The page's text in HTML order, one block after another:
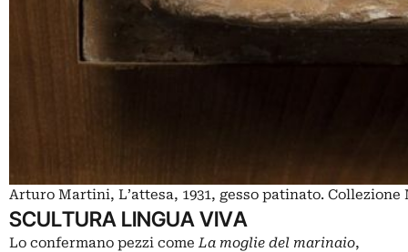
Arturo Martini, L’attesa, 1931, gesso patinato.
SCULTURA LINGUA VIVA
Lo confermano pezzi come La moglie del marinaio,